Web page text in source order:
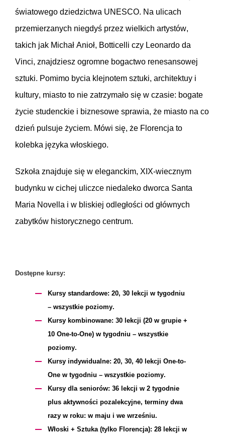
światowego dziedzictwa UNESCO. Na ulicach
przemierzanych niegdyś przez wielkich artystów,
takich jak Michał Anioł, Botticelli czy Leonardo da
Vinci, znajdziesz ogromne bogactwo renesansowej
sztuki. Pomimo bycia klejnotem sztuki, architektuy i
kultury, miasto to nie zatrzymało się w czasie: bogate
życie studenckie i biznesowe sprawia, że miasto na co
dzień pulsuje życiem. Mówi się, że Florencja to
kolebka języka włoskiego.
Szkoła znajduje się w eleganckim, XIX-wiecznym
budynku w cichej uliczce niedaleko dworca Santa
Maria Novella i w bliskiej odległości od głównych
zabytków historycznego centrum.
Dostępne kursy:​
Kursy standardowe: 20, 30 lekcji w tygodniu
– wszystkie poziomy.
Kursy kombinowane: 30 lekcji (20 w grupie +
10 One-to-One) w tygodniu – wszystkie
poziomy.
Kursy indywidualne: 20, 30, 40 lekcji One-to-
One w tygodniu – wszystkie poziomy.
Kursy dla seniorów: 36 lekcji w 2 tygodnie
plus aktywności pozalekcyjne, terminy dwa
razy w roku: w maju i we wrześniu.
Włoski + Sztuka (tylko Florencja): 28 lekcji w